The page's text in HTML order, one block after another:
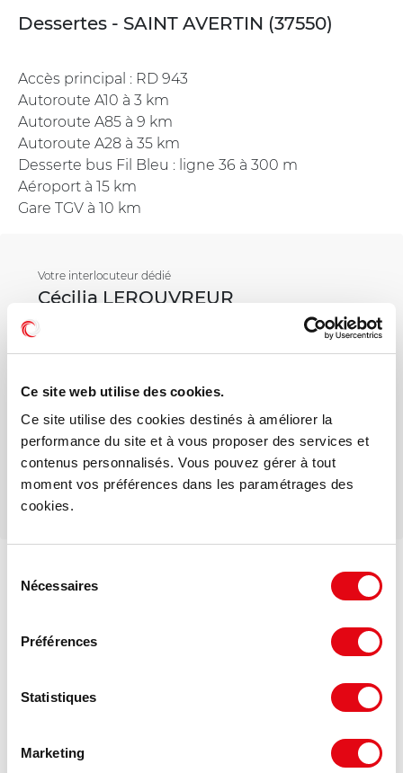
Ce site web utilise des cookies.
Ce site utilise des cookies destinés à améliorer la
performance du site et à vous proposer des services et
contenus personnalisés. Vous pouvez gérer à tout
moment vos préférences dans les paramétrages des
cookies.
Nécessaires
Préférences
Statistiques
Marketing
Dessertes - SAINT AVERTIN (37550)
Accès principal : RD 943
Autoroute A10 à 3 km
Autoroute A85 à 9 km
Autoroute A28 à 35 km
Desserte bus Fil Bleu : ligne 36 à 300 m
Aéroport à 15 km
Gare TGV à 10 km
Votre interlocuteur dédié
Cécilia LEROUVREUR
Téléphone
Voir les offres similaires